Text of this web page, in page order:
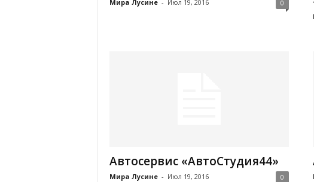
Мира Лусине - Июл 19, 2016 0
Автосервис «АвтоСтудия44»
Мира Лусине - Июл 19, 2016 0